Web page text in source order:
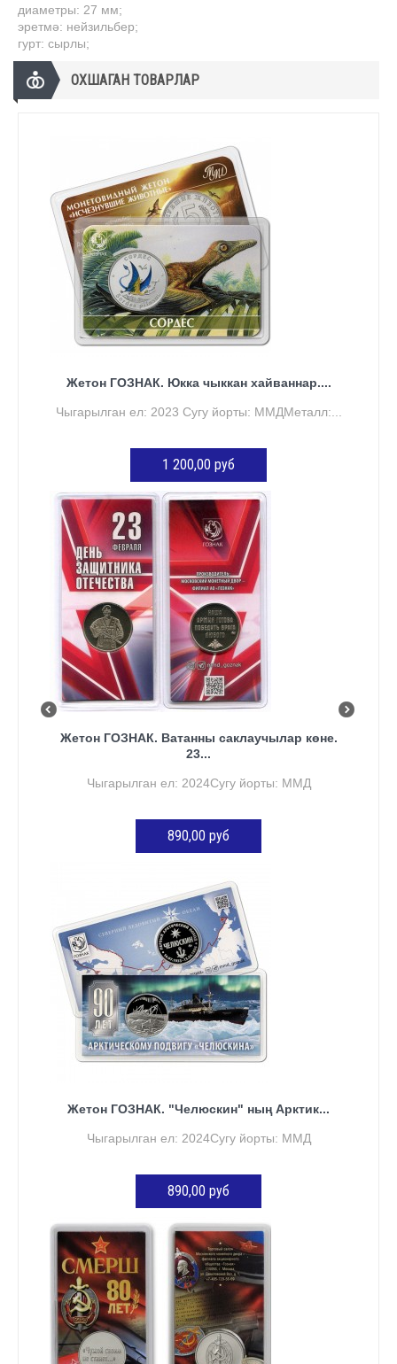
диаметры: 27 мм;
эретмә: нейзильбер;
гурт: сырлы;
ОХШАГАН ТОВАРЛАР
Жетон ГОЗНАК. Юкка чыккан хайваннар....
Чыгарылган ел: 2023 Сугу йорты: ММДМеталл:...
1 200,00 руб
КӘРҖИНГӘ ӨСТӘҮ
Жетон ГОЗНАК. Ватанны саклаучылар көне.
23...
Чыгарылган ел: 2024Сугу йорты: ММД
890,00 руб
Жетон ГОЗНАК. "Челюскин" ның Арктик...
Чыгарылган ел: 2024Сугу йорты: ММД
890,00 руб
КӘРҖИНГӘ ӨСТӘҮ